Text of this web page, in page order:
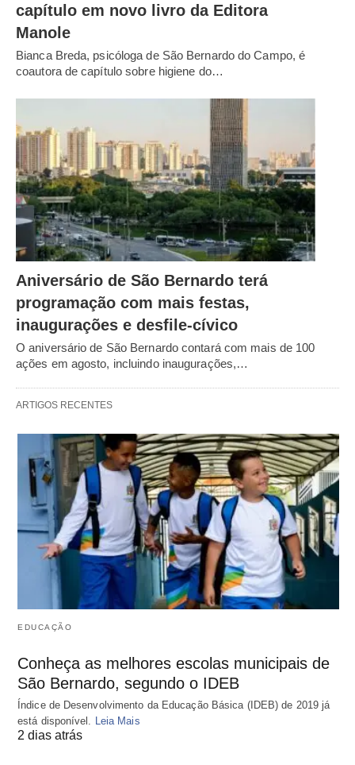
capítulo em novo livro da Editora
Manole
Bianca Breda, psicóloga de São Bernardo do Campo, é
coautora de capítulo sobre higiene do…
Aniversário de São Bernardo terá
programação com mais festas,
inaugurações e desfile-cívico
O aniversário de São Bernardo contará com mais de 100
ações em agosto, incluindo inaugurações,…
ARTIGOS RECENTES
EDUCAÇÃO
Conheça as melhores escolas municipais de
São Bernardo, segundo o IDEB
Índice de Desenvolvimento da Educação Básica (IDEB) de 2019 já
está disponível.
Leia Mais
2 dias atrás